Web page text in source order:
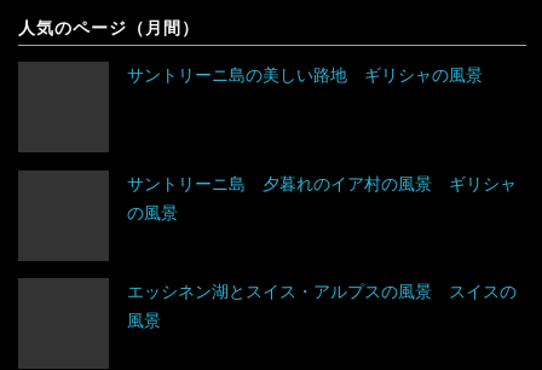
人気のページ（月間）
サントリーニ島の美しい路地 ギリシャの風景
サントリーニ島 夕暮れのイア村の風景 ギリシャ
の風景
エッシネン湖とスイス・アルプスの風景 スイスの
風景
タイ
タジキスタン
チベット
中国
ドイツ
バチカン市国
ハンガリー
フィンランド
アンティグア・バーブーダ
エクアドル
グアテマラ
ウガンダ